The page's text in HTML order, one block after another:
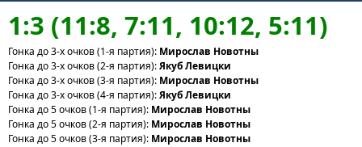
1:3 (11:8, 7:11, 10:12, 5:11)
Гонка до 3-х очков (1-я партия): Мирослав Новотны
Гонка до 3-х очков (2-я партия):Якуб Левицки
Гонка до 3-х очков (3-я партия): Мирослав Новотны
Гонка до 3-х очков (4-я партия):Якуб Левицки
Гонка до 5 очков (1-я партия): Мирослав Новотны
Гонка до 5 очков (2-я партия): Мирослав Новотны
Гонка до 5 очков (3-я партия): Мирослав Новотны